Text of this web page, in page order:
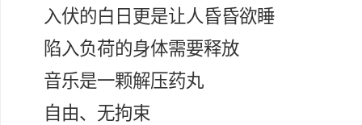
入伏的白日更是让人昏昏欲睡
陷入负荷的身体需要释放
音乐是一颗解压药丸
自由、无拘束